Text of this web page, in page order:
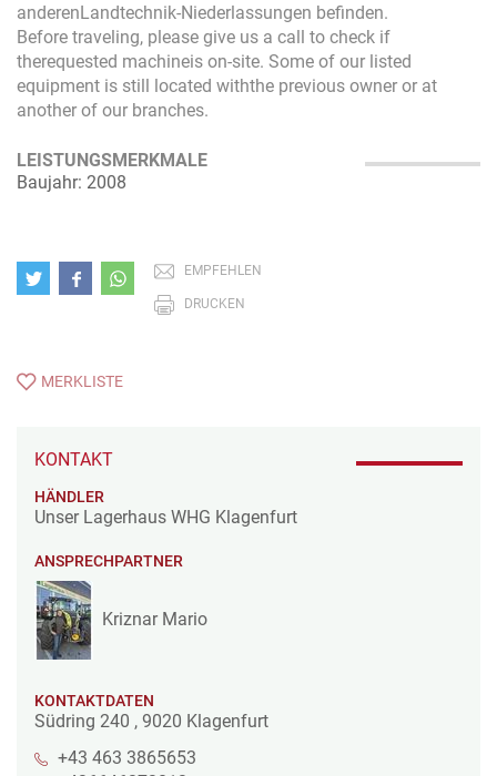
anderenLandtechnik-Niederlassungen befinden.
Before traveling, please give us a call to check if
therequested machineis on-site. Some of our listed
equipment is still located withthe previous owner or at
another of our branches.
LEISTUNGSMERKMALE
Baujahr: 2008
EMPFEHLEN
DRUCKEN
MERKLISTE
KONTAKT
HÄNDLER
Unser Lagerhaus WHG Klagenfurt
ANSPRECHPARTNER
Kriznar Mario
KONTAKTDATEN
Südring 240 , 9020 Klagenfurt
+43 463 3865653